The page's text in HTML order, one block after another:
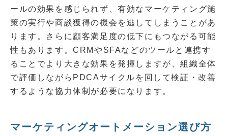
ールの効果を感じられず、有効なマーケティング施
策の実行や商談獲得の機会を逃してしまうことがあ
ります。さらに顧客満足度の低下にもつながる可能
性もあります。CRMやSFAなどのツールと連携す
ることでより大きな効果を発揮しますが、組織全体
で評価しながらPDCAサイクルを回して検証・改善
するような協力体制が必要になります。
マーケティングオートメーション選び方